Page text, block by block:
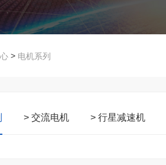
> 电机系列
> 交流电机 > 行星减速机